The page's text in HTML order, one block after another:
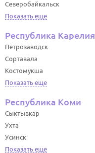
Северобайкальск
Показать еще
Республика Карелия
Петрозаводск
Сортавала
Костомукша
Показать еще
Республика Коми
Сыктывкар
Ухта
Усинск
Показать еще